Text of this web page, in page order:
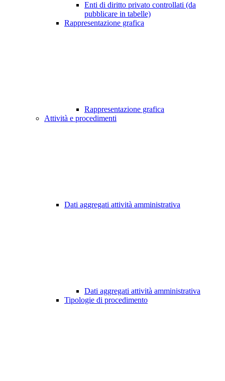
Enti di diritto privato controllati (da
pubblicare in tabelle)
Rappresentazione grafica
Rappresentazione grafica
Attività e procedimenti
Dati aggregati attività amministrativa
Dati aggregati attività amministrativa
Tipologie di procedimento